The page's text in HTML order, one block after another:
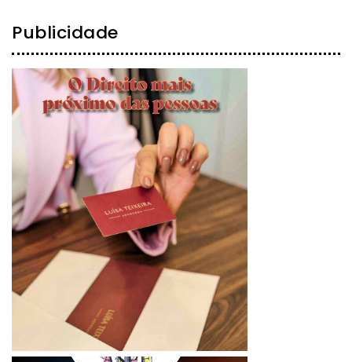
Publicidade